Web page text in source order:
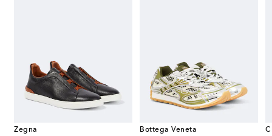
Zegna
Bottega Veneta